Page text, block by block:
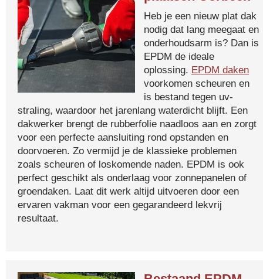
Heb je een nieuw plat dak
nodig dat lang meegaat en
onderhoudsarm is? Dan is
EPDM de ideale
oplossing. EPDM daken
voorkomen scheuren en
is bestand tegen uv-
straling, waardoor het jarenlang waterdicht blijft. Een
dakwerker brengt de rubberfolie naadloos aan en zorgt
voor een perfecte aansluiting rond opstanden en
doorvoeren. Zo vermijd je de klassieke problemen
zoals scheuren of loskomende naden. EPDM is ook
perfect geschikt als onderlaag voor zonnepanelen of
groendaken. Laat dit werk altijd uitvoeren door een
ervaren vakman voor een gegarandeerd lekvrij
resultaat.